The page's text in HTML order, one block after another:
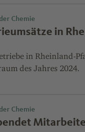
Chemie
in
in Rheinland-
des Jahres 2024.
Chemie